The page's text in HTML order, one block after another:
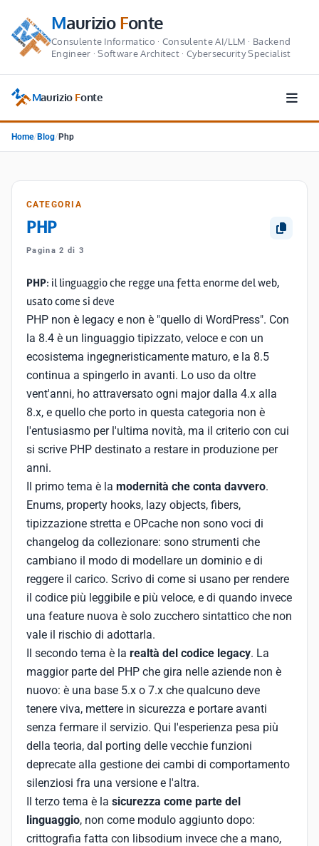
MaurizioFonte
Consulente Informatico · Consulente AI/LLM · Backend
Engineer · Software Architect · Cybersecurity Specialist
Maurizio Fonte
Home/ Blog/ Php
CATEGORIA
PHP
Pagina 2 di 3
PHP: il linguaggio che regge una fetta enorme del web,
usato come si deve
PHP non è legacy e non è "quello di WordPress". Con
la 8.4 è un linguaggio tipizzato, veloce e con un
ecosistema ingegneristicamente maturo, e la 8.5
continua a spingerlo in avanti. Lo uso da oltre
vent'anni, ho attraversato ogni major dalla 4.x alla
8.x, e quello che porto in questa categoria non è
l'entusiasmo per l'ultima novità, ma il criterio con cui
si scrive PHP destinato a restare in produzione per
anni.
Il primo tema è la modernità che conta davvero.
Enums, property hooks, lazy objects, fibers,
tipizzazione stretta e OPcache non sono voci di
changelog da collezionare: sono strumenti che
cambiano il modo di modellare un dominio e di
reggere il carico. Scrivo di come si usano per rendere
il codice più leggibile e più veloce, e di quando invece
una feature nuova è solo zucchero sintattico che non
vale il rischio di adottarla.
Il secondo tema è la realtà del codice legacy. La
maggior parte del PHP che gira nelle aziende non è
nuovo: è una base 5.x o 7.x che qualcuno deve
tenere viva, mettere in sicurezza e portare avanti
senza fermare il servizio. Qui l'esperienza pesa più
della teoria, dal porting delle vecchie funzioni
deprecate alla gestione dei cambi di comportamento
silenziosi fra una versione e l'altra.
Il terzo tema è la sicurezza come parte del
linguaggio, non come modulo aggiunto dopo:
crittografia fatta con libsodium invece che a mano,